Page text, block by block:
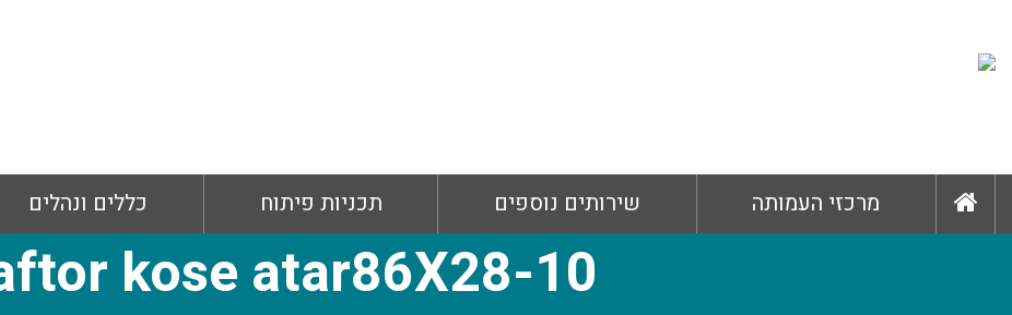
מרכזי העמותה שירותים נוספים תכניות פיתוח כללים ונהלים
kose atar86X28-10